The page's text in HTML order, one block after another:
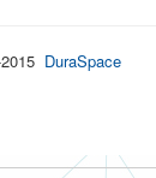
DuraSpace